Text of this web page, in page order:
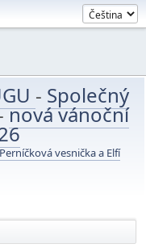
- Společný
nová vánoční
vesnička a Elfí